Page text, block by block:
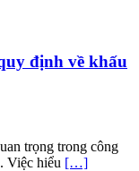
định về khấu
trọng trong công
Việc hiểu […]